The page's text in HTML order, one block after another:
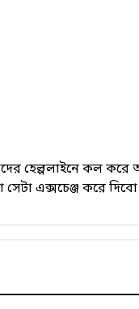
হেল্পলাইনে কল
এক্সচেঞ্জ করে